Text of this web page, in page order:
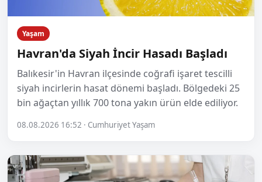
Yaşam
Havran'da Siyah İncir Hasadı Başladı
Balıkesir'in Havran ilçesinde coğrafi işaret tescilli
siyah incirlerin hasat dönemi başladı. Bölgedeki 25
bin ağaçtan yıllık 700 tona yakın ürün elde ediliyor.
08.08.2026 16:52 · Cumhuriyet Yaşam